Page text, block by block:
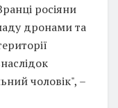
росіяни
дронами та
чоловік", –